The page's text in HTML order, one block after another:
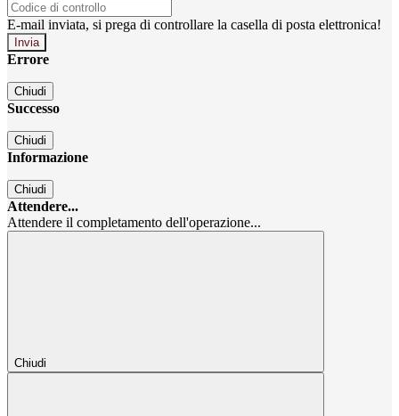
E-mail inviata, si prega di controllare la casella di posta elettronica!
Errore
Chiudi
Successo
Chiudi
Informazione
Chiudi
Attendere...
Attendere il completamento dell'operazione...
Chiudi